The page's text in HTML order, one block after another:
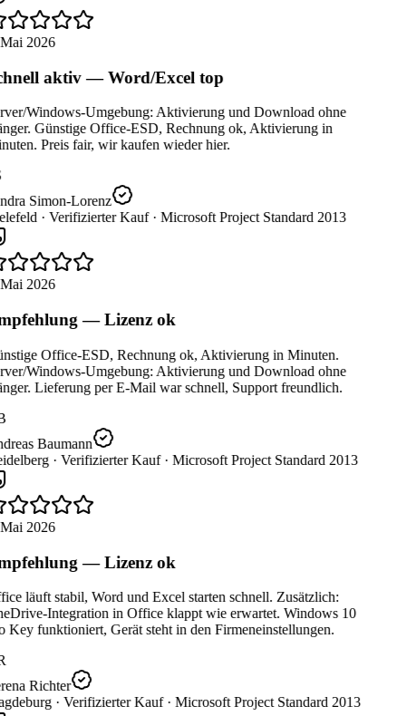
2026
aktiv — Word/Excel top
Windows-Umgebung: Aktivierung und Download ohne
Günstige Office-ESD, Rechnung ok, Aktivierung in
Preis fair, wir kaufen wieder hier.
Simon-Lorenz
· Verifizierter Kauf · Microsoft Project Standard 2013
2026
— Lizenz ok
Office-ESD, Rechnung ok, Aktivierung in Minuten.
Windows-Umgebung: Aktivierung und Download ohne
Lieferung per E-Mail war schnell, Support freundlich.
Baumann
· Verifizierter Kauf · Microsoft Project Standard 2013
2026
— Lizenz ok
läuft stabil, Word und Excel starten schnell. Zusätzlich:
Integration in Office klappt wie erwartet. Windows 10
Key funktioniert, Gerät steht in den Firmeneinstellungen.
Richter
· Verifizierter Kauf · Microsoft Project Standard 2013